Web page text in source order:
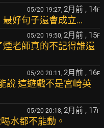
05/20 19:27, 2月前 , 14F
好句子還會成立…
05/20 19:50, 2月前 , 15F
老師真的不記得誰還
05/20 20:11, 2月前 , 16F
說 這遊戲不是宮崎英
05/20 20:18, 2月前 , 17F
水都不能動。